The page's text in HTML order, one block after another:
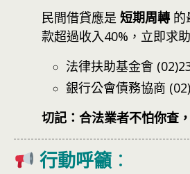
民間借貸應是 短期周轉 的
款超過收入40%，立即求助
法律扶助基金會
銀行公會債務協商
切記：合法業者不怕你查
行動呼籲：